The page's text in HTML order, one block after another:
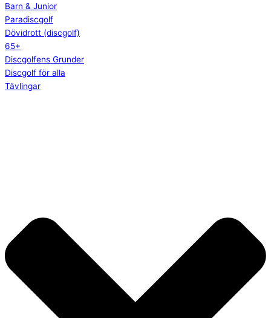
Barn & Junior
Paradiscgolf
Dövidrott (discgolf)
65+
Discgolfens Grunder
Discgolf för alla
Tävlingar